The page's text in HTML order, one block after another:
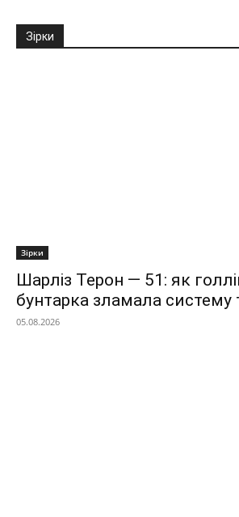
Зірки
Зірки
Шарліз Терон — 51: як
бунтарка зламала систему
05.08.2026